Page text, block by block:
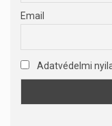
Email
Adatvédelmi